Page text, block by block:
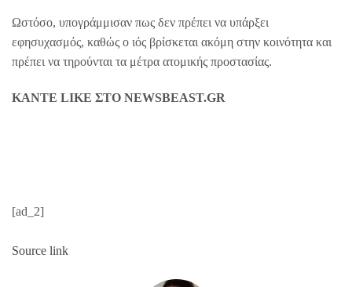
Ωστόσο, υπογράμμισαν πως δεν πρέπει να υπάρξει
εφησυχασμός, καθώς ο ιός βρίσκεται ακόμη στην κοινότητα και
πρέπει να τηρούνται τα μέτρα ατομικής προστασίας.
ΚΑΝΤΕ LIKE ΣΤΟ NEWSBEAST.GR
[ad_2]
Source link